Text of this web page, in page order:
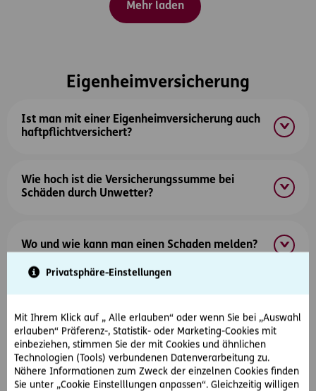
Privatsphäre-Einstellungen
Mit Ihrem Klick auf „ Alle erlauben“ oder wenn Sie bei „Auswahl
erlauben“ Präferenz-, Statistik- oder Marketing-Cookies mit
einbeziehen, stimmen Sie der mit Cookies und ähnlichen
Technologien (Tools) verbundenen Datenverarbeitung zu.
Nähere Informationen zum Zweck der einzelnen Cookies finden
Sie unter „Cookie Einstelllungen anpassen“. Gleichzeitig willigen
Mehr laden
Eigenheimversicherung
Ist man mit einer Eigenheimversicherung auch
haftpflichtversichert?
Wie hoch ist die Versicherungssumme bei
Schäden durch Unwetter?
Wo und wie kann man einen Schaden melden?
Was deckt die Eigenheimversicherung?